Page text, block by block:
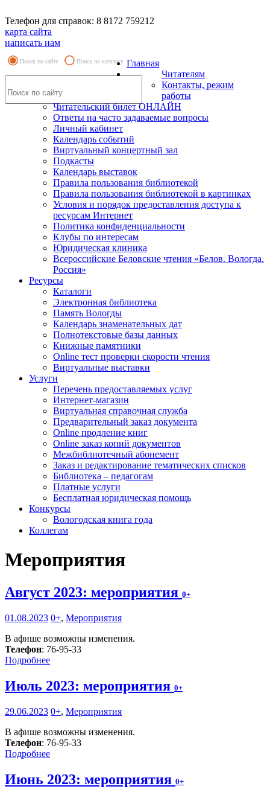
Телефон для справок: 8 8172 759212
карта сайта
написать нам
Поиск по сайту Поиск по каталогу Главная
Читателям
Контакты, режим
работы
Читательский билет ОНЛАЙН
Ответы на часто задаваемые вопросы
Личный кабинет
Календарь событий
Виртуальный концертный зал
Подкасты
Календарь выставок
Правила пользования библиотекой
Правила пользования библиотекой в картинках
Условия и порядок предоставления доступа к
ресурсам Интернет
Политика конфиденциальности
Клубы по интересам
Юридическая клиника
Всероссийские Беловские чтения «Белов. Вологда.
Россия»
Ресурсы
Каталоги
Электронная библиотека
Память Вологды
Календарь знаменательных дат
Полнотекстовые базы данных
Книжные памятники
Online тест проверки скорости чтения
Виртуальные выставки
Услуги
Перечень предоставляемых услуг
Интернет-магазин
Виртуальная справочная служба
Предварительный заказ документа
Online продление книг
Online заказ копий документов
Межбиблиотечный абонемент
Заказ и редактирование тематических списков
Библиотека – педагогам
Платные услуги
Бесплатная юридическая помощь
Конкурсы
Вологодская книга года
Коллегам
Мероприятия
Август 2023: мероприятия 0+
01.08.2023 0+, Мероприятия
В афише возможны изменения.
Телефон: 76-95-33
Подробнее
Июль 2023: мероприятия 0+
29.06.2023 0+, Мероприятия
В афише возможны изменения.
Телефон: 76-95-33
Подробнее
Июнь 2023: мероприятия 0+